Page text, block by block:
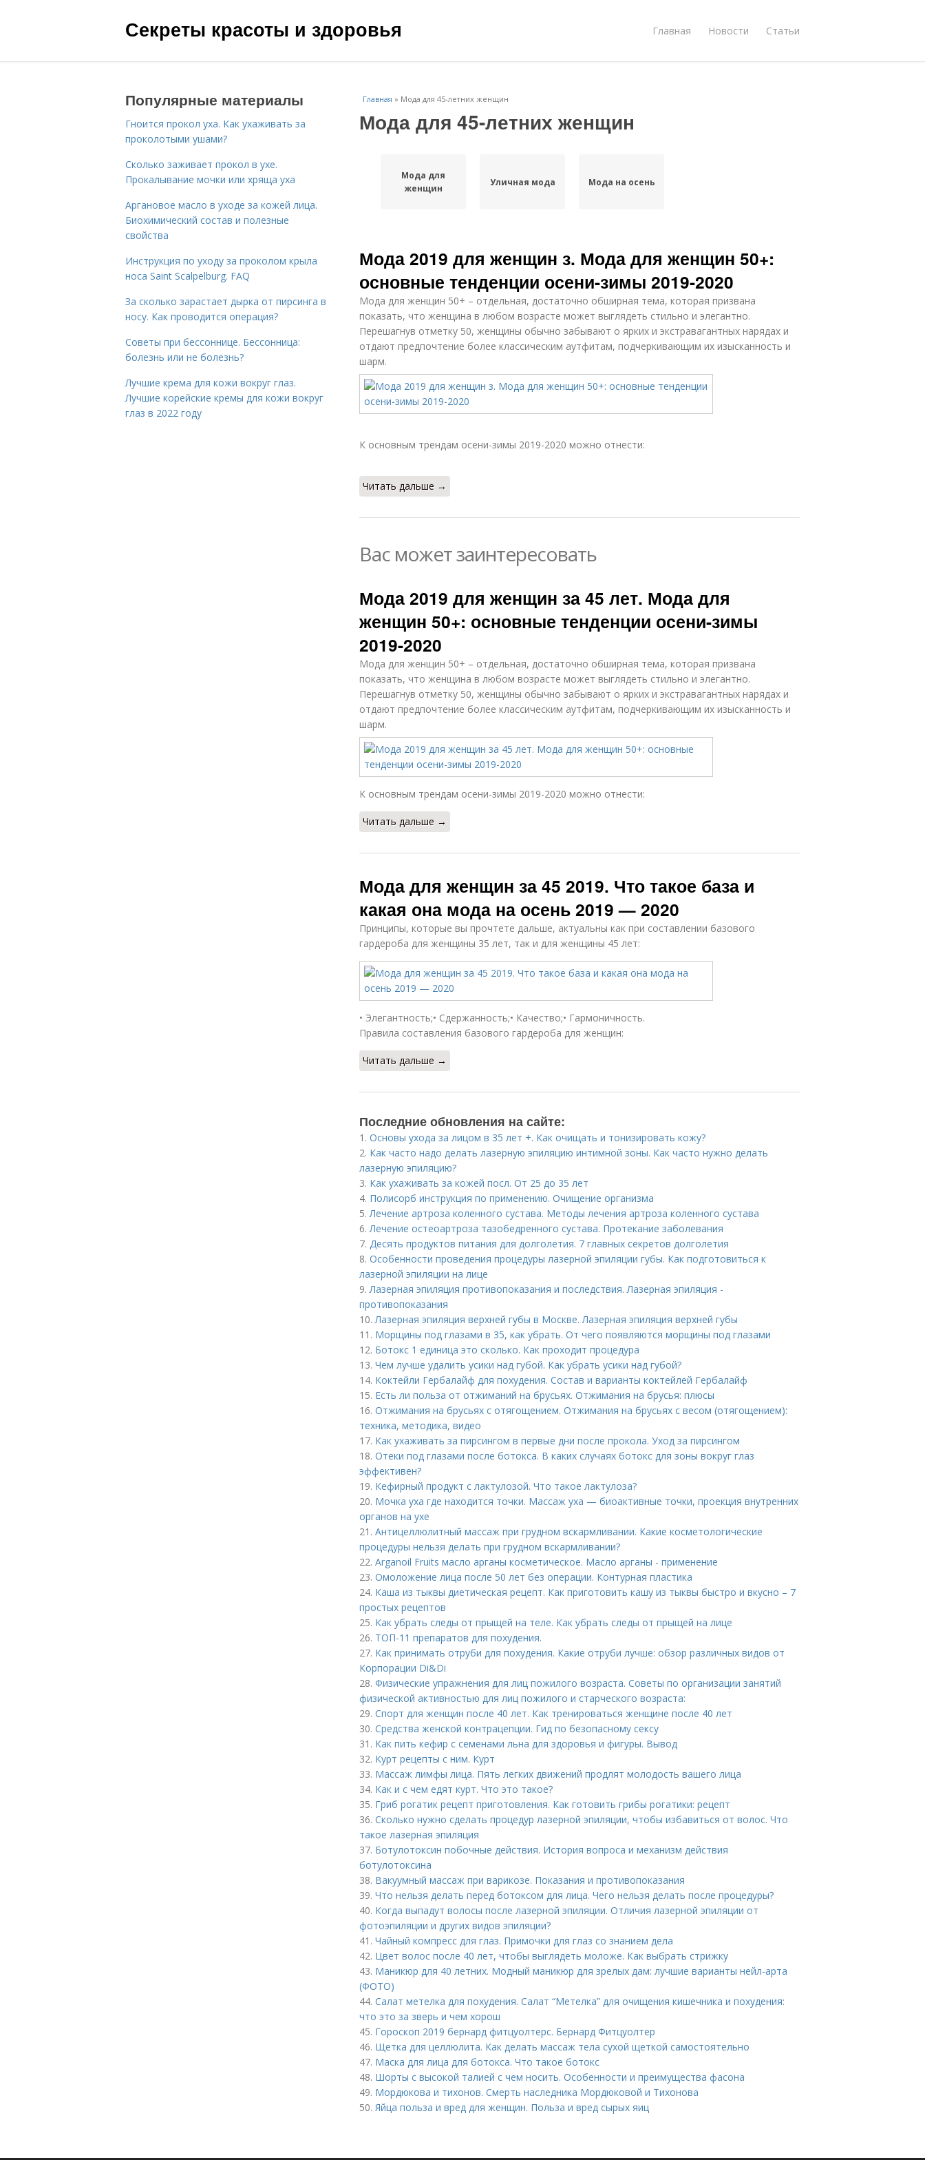
Секреты красоты и здоровья Главная Новости Статьи
Главная » Мода для 45-летних женщин
Мода для 45-летних женщин
Мода для
женщин
Уличная мода Мода на осень
Мода 2019 для женщин з. Мода для женщин 50+:
основные тенденции осени-зимы 2019-2020
Мода для женщин 50+ – отдельная, достаточно обширная тема, которая призвана
показать, что женщина в любом возрасте может выглядеть стильно и элегантно.
Перешагнув отметку 50, женщины обычно забывают о ярких и экстравагантных нарядах и
отдают предпочтение более классическим аутфитам, подчеркивающим их изысканность и
шарм.
К основным трендам осени-зимы 2019-2020 можно отнести:
Читать дальше →
Вас может заинтересовать
Мода 2019 для женщин за 45 лет. Мода для
женщин 50+: основные тенденции осени-зимы
2019-2020
Мода для женщин 50+ – отдельная, достаточно обширная тема, которая призвана
показать, что женщина в любом возрасте может выглядеть стильно и элегантно.
Перешагнув отметку 50, женщины обычно забывают о ярких и экстравагантных нарядах и
отдают предпочтение более классическим аутфитам, подчеркивающим их изысканность и
шарм.
К основным трендам осени-зимы 2019-2020 можно отнести:
Читать дальше →
Мода для женщин за 45 2019. Что такое база и
какая она мода на осень 2019 — 2020
Принципы, которые вы прочтете дальше, актуальны как при составлении базового
гардероба для женщины 35 лет, так и для женщины 45 лет:
• Элегантность;• Сдержанность;• Качество;• Гармоничность.
Правила составления базового гардероба для женщин:
Читать дальше →
Последние обновления на сайте:
1. Основы ухода за лицом в 35 лет +. Как очищать и тонизировать кожу?
2. Как часто надо делать лазерную эпиляцию интимной зоны. Как часто нужно делать
лазерную эпиляцию?
3. Как ухаживать за кожей посл. От 25 до 35 лет
4. Полисорб инструкция по применению. Очищение организма
5.Лечение артроза коленного сустава. Методы лечения артроза коленного сустава
6.Лечение остеоартроза тазобедренного сустава. Протекание заболевания
7. Десять продуктов питания для долголетия. 7 главных секретов долголетия
8. Особенности проведения процедуры лазерной эпиляции губы. Как подготовиться к
лазерной эпиляции на лице
9.Лазерная эпиляция противопоказания и последствия. Лазерная эпиляция -
противопоказания
10.Лазерная эпиляция верхней губы в Москве. Лазерная эпиляция верхней губы
11. Морщины под глазами в 35, как убрать. От чего появляются морщины под глазами
12. Ботокс 1 единица это сколько. Как проходит процедура
13. Чем лучше удалить усики над губой. Как убрать усики над губой?
14. Коктейли Гербалайф для похудения. Состав и варианты коктейлей Гербалайф
15. Есть ли польза от отжиманий на брусьях. Отжимания на брусья: плюсы
16. Отжимания на брусьях с отягощением. Отжимания на брусьях с весом (отягощением):
техника, методика, видео
17. Как ухаживать за пирсингом в первые дни после прокола. Уход за пирсингом
18. Отеки под глазами после ботокса. В каких случаях ботокс для зоны вокруг глаз
эффективен?
19. Кефирный продукт с лактулозой. Что такое лактулоза?
20. Мочка уха где находится точки. Массаж уха — биоактивные точки, проекция внутренних
органов на ухе
21. Антицеллюлитный массаж при грудном вскармливании. Какие косметологические
процедуры нельзя делать при грудном вскармливании?
22. Arganoil Fruits масло арганы косметическое. Масло арганы - применение
23. Омоложение лица после 50 лет без операции. Контурная пластика
24. Каша из тыквы диетическая рецепт. Как приготовить кашу из тыквы быстро и вкусно – 7
простых рецептов
25. Как убрать следы от прыщей на теле. Как убрать следы от прыщей на лице
26. ТОП-11 препаратов для похудения.
27. Как принимать отруби для похудения. Какие отруби лучше: обзор различных видов от
Корпорации Di&Di
28. Физические упражнения для лиц пожилого возраста. Советы по организации занятий
физической активностью для лиц пожилого и старческого возраста:
29. Спорт для женщин после 40 лет. Как тренироваться женщине после 40 лет
30. Средства женской контрацепции. Гид по безопасному сексу
31. Как пить кефир с семенами льна для здоровья и фигуры. Вывод
32. Курт рецепты с ним. Курт
33. Массаж лимфы лица. Пять легких движений продлят молодость вашего лица
34. Как и с чем едят курт. Что это такое?
35. Гриб рогатик рецепт приготовления. Как готовить грибы рогатики: рецепт
36. Сколько нужно сделать процедур лазерной эпиляции, чтобы избавиться от волос. Что
такое лазерная эпиляция
37. Ботулотоксин побочные действия. История вопроса и механизм действия
ботулотоксина
38. Вакуумный массаж при варикозе. Показания и противопоказания
39. Что нельзя делать перед ботоксом для лица. Чего нельзя делать после процедуры?
40. Когда выпадут волосы после лазерной эпиляции. Отличия лазерной эпиляции от
фотоэпиляции и других видов эпиляции?
41. Чайный компресс для глаз. Примочки для глаз со знанием дела
42. Цвет волос после 40 лет, чтобы выглядеть моложе. Как выбрать стрижку
43. Маникюр для 40 летних. Модный маникюр для зрелых дам: лучшие варианты нейл-арта
(ФОТО)
44. Салат метелка для похудения. Салат “Метелка” для очищения кишечника и похудения:
что это за зверь и чем хорош
45. Гороскоп 2019 бернард фитцуолтерс. Бернард Фитцуолтер
46. Щетка для целлюлита. Как делать массаж тела сухой щеткой самостоятельно
47. Маска для лица для ботокса. Что такое ботокс
48. Шорты с высокой талией с чем носить. Особенности и преимущества фасона
49. Мордюкова и тихонов. Смерть наследника Мордюковой и Тихонова
50. Яйца польза и вред для женщин. Польза и вред сырых яиц
Популярные материалы
Гноится прокол уха. Как ухаживать за
проколотыми ушами?
Сколько заживает прокол в ухе.
Прокалывание мочки или хряща уха
Аргановое масло в уходе за кожей лица.
Биохимический состав и полезные
свойства
Инструкция по уходу за проколом крыла
носа Saint Scalpelburg. FAQ
За сколько зарастает дырка от пирсинга в
носу. Как проводится операция?
Советы при бессоннице. Бессонница:
болезнь или не болезнь?
Лучшие крема для кожи вокруг глаз.
Лучшие корейские кремы для кожи вокруг
глаз в 2022 году